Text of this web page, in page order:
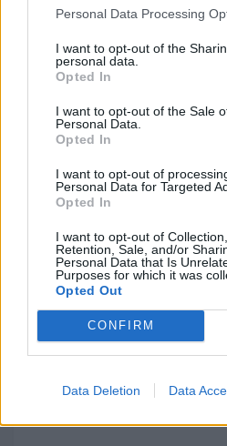
Personal Data Processing
I want to opt-out of the
personal data.
Opted In
I want to opt-out of the Sale
Personal Data.
Opted In
I want to opt-out of
Personal Data for Targeted
Opted In
I want to opt-out of
Retention, Sale, and/or
Personal Data that Is
Purposes for which it was
Opted Out
CONFIRM
Data Deletion Data
Conferencia. Presidente
Propulsores SA y del
Nutrición y la Salud. Es
de Seguridad. Ha
Administración Pública. En
presidente de
Investments o Grupo MGO.
Antón Valero. Vocal de la
región Iberica de la
de la Federación de
Española. Es licenciado en
Universidad de Barcelona.
Antonio Abril. Vocal de la
Consejo Social de la
Fundación Universidade da
Derecho por la Universidad
Estado.